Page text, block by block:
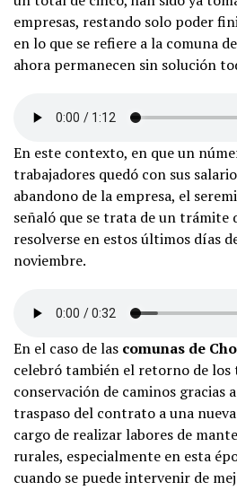
empresas, restando solo poder
en lo que se refiere a la comuna
ahora permanecen sin solución
En este contexto, en que un
trabajadores quedó con sus
abandono de la empresa, el
señaló que se trata de un trámite
resolverse en estos últimos días
noviembre.
En el caso de las comunas de
celebró también el retorno de los
conservación de caminos gracias
traspaso del contrato a una
cargo de realizar labores de
rurales, especialmente en esta
cuando se puede intervenir de